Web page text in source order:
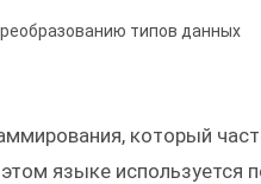
который
языке используется